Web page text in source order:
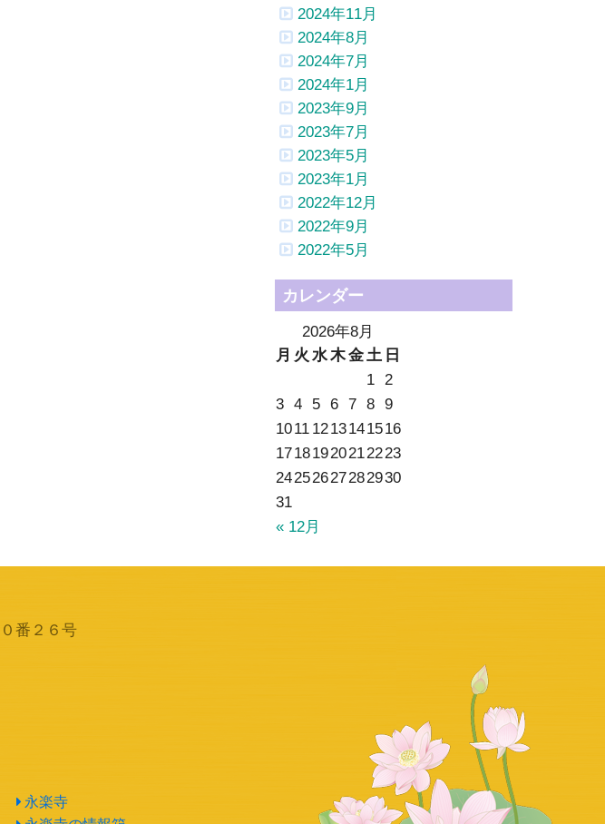
2024年11月
2024年8月
2024年7月
2024年1月
2023年9月
2023年7月
2023年5月
2023年1月
2022年12月
2022年9月
2022年5月
カレンダー
2026年8月
月 火 水木金土 日
« 12月
1 2
3 4 5 6 7 8 9
1011 1213141516
17181920212223
24252627282930
31
番２６号
永楽寺